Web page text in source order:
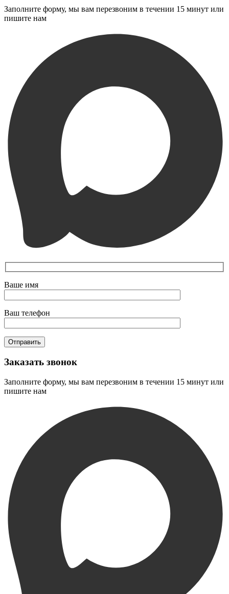
Заполните форму, мы вам перезвоним в течении 15 минут или
пишите нам
Ваше имя
Ваш телефон
Заказать звонок
Заполните форму, мы вам перезвоним в течении 15 минут или
пишите нам